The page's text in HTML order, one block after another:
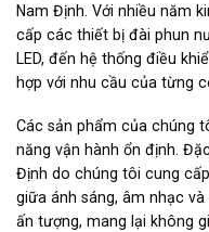
Nam Định. Với nhiều năm
cấp các thiết bị đài phun
LED, đến hệ thống điều
hợp với nhu cầu của từng
Các sản phẩm của chúng
năng vận hành ổn định.
Định do chúng tôi cung
giữa ánh sáng, âm nhạc
ấn tượng, mang lại không